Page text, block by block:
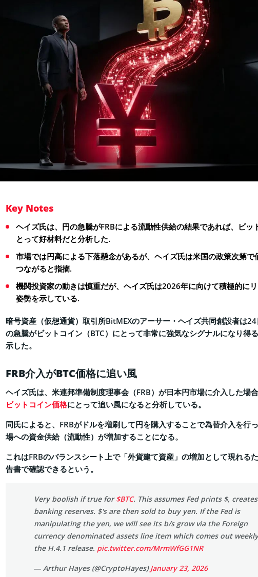
Key Notes
ヘイズ氏は、円の急騰がFRBによる流動性供給の結果であれば、ビッ
とって好材料だと分析した.
市場では円高による下落懸念があるが、ヘイズ氏は米国の政策次第で
つながると指摘.
機関投資家の動きは慎重だが、ヘイズ氏は2026年に向けて積極的に
姿勢を示している.
暗号資産（仮想通貨）取引所BitMEXのアーサー・ヘイズ共同創設者は
の急騰がビットコイン（BTC）にとって非常に強気なシグナルになり得
示した。
FRB介入がBTC価格に追い風
ヘイズ氏は、米連邦準備制度理事会（FRB）が日本円市場に介入した場合
ビットコイン価格にとって追い風になると分析している。
同氏によると、FRBがドルを増刷して円を購入することで為替介入を行
場への資金供給（流動性）が増加することになる。
これはFRBのバランスシート上で「外貨建て資産」の増加として現れる
告書で確認できるという。
Very boolish if true for$BTC. This assumes Fed prints $, creates
banking reserves. $'s are then sold to buy yen. If the Fed is
manipulating the yen, we will see its b/s grow via the Foreign
currency denominated assets line item which comes out
the H.4.1 release. pic.twitter.com/MrmWfGG1NR
— Arthur Hayes (@CryptoHayes)January 23, 2026